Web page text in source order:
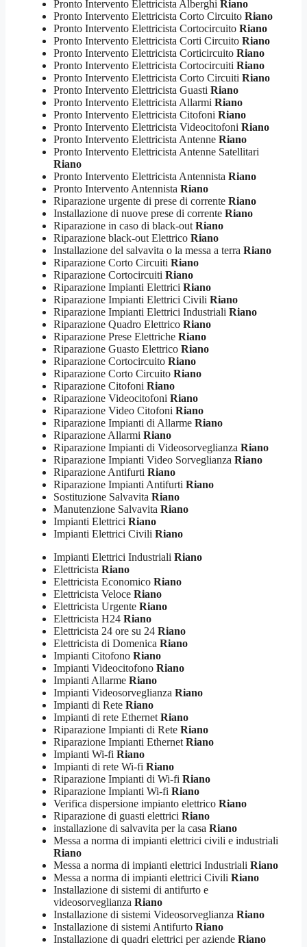
Pronto Intervento Elettricista Alberghi Riano
Pronto Intervento Elettricista Corto Circuito Riano
Pronto Intervento Elettricista Cortocircuito Riano
Pronto Intervento Elettricista Corti Circuito Riano
Pronto Intervento Elettricista Corticircuito Riano
Pronto Intervento Elettricista Cortocircuiti Riano
Pronto Intervento Elettricista Corto Circuiti Riano
Pronto Intervento Elettricista Guasti Riano
Pronto Intervento Elettricista Allarmi Riano
Pronto Intervento Elettricista Citofoni Riano
Pronto Intervento Elettricista Videocitofoni Riano
Pronto Intervento Elettricista Antenne Riano
Pronto Intervento Elettricista Antenne Satellitari
Riano
Pronto Intervento Elettricista Antennista Riano
Pronto Intervento Antennista Riano
Riparazione urgente di prese di corrente Riano
Installazione di nuove prese di corrente Riano
Riparazione in caso di black-out Riano
Riparazione black-out Elettrico Riano
Installazione del salvavita o la messa a terra Riano
Riparazione Corto Circuiti Riano
Riparazione Cortocircuiti Riano
Riparazione Impianti Elettrici Riano
Riparazione Impianti Elettrici Civili Riano
Riparazione Impianti Elettrici Industriali Riano
Riparazione Quadro Elettrico Riano
Riparazione Prese Elettriche Riano
Riparazione Guasto Elettrico Riano
Riparazione Cortocircuito Riano
Riparazione Corto Circuito Riano
Riparazione Citofoni Riano
Riparazione Videocitofoni Riano
Riparazione Video Citofoni Riano
Riparazione Impianti di Allarme Riano
Riparazione Allarmi Riano
Riparazione Impianti di Videosorveglianza Riano
Riparazione Impianti Video Sorveglianza Riano
Riparazione Antifurti Riano
Riparazione Impianti Antifurti Riano
Sostituzione Salvavita Riano
Manutenzione Salvavita Riano
Impianti Elettrici Riano
Impianti Elettrici Civili Riano
Impianti Elettrici Industriali Riano
Elettricista Riano
Elettricista Economico Riano
Elettricista Veloce Riano
Elettricista Urgente Riano
Elettricista H24 Riano
Elettricista 24 ore su 24 Riano
Elettricista di Domenica Riano
Impianti Citofono Riano
Impianti Videocitofono Riano
Impianti Allarme Riano
Impianti Videosorveglianza Riano
Impianti di Rete Riano
Impianti di rete Ethernet Riano
Riparazione Impianti di Rete Riano
Riparazione Impianti Ethernet Riano
Impianti Wi-fi Riano
Impianti di rete Wi-fi Riano
Riparazione Impianti di Wi-fi Riano
Riparazione Impianti Wi-fi Riano
Verifica dispersione impianto elettrico Riano
Riparazione di guasti elettrici Riano
installazione di salvavita per la casa Riano
Messa a norma di impianti elettrici civili e industriali
Riano
Messa a norma di impianti elettrici Industriali Riano
Messa a norma di impianti elettrici Civili Riano
Installazione di sistemi di antifurto e
videosorveglianza Riano
Installazione di sistemi Videosorveglianza Riano
Installazione di sistemi Antifurto Riano
Installazione di quadri elettrici per aziende Riano